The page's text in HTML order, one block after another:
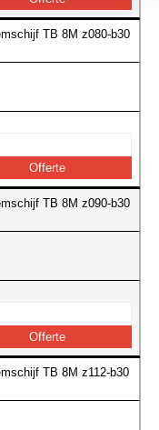
TB 8M z080-b30
TB 8M z090-b30
TB 8M z112-b30